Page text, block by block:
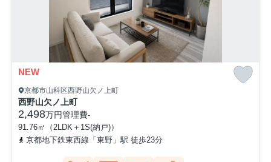
NEW
京都市山科区西野山欠ノ上町
西野山欠ノ上町
2,498万円管理費-
91.76㎡（2LDK＋1S(納戸)）
京都地下鉄東西線「東野」駅 徒歩23分